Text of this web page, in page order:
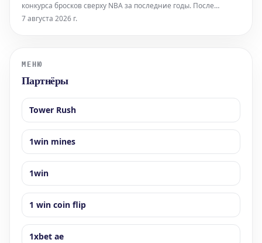
конкурса бросков сверху NBA за последние годы. После
демонстрации невероятных прыжков и креативности, редко
7 августа 2026 г.
МЕНЮ
Партнёры
Tower Rush
1win mines
1win
1 win coin flip
1xbet ae